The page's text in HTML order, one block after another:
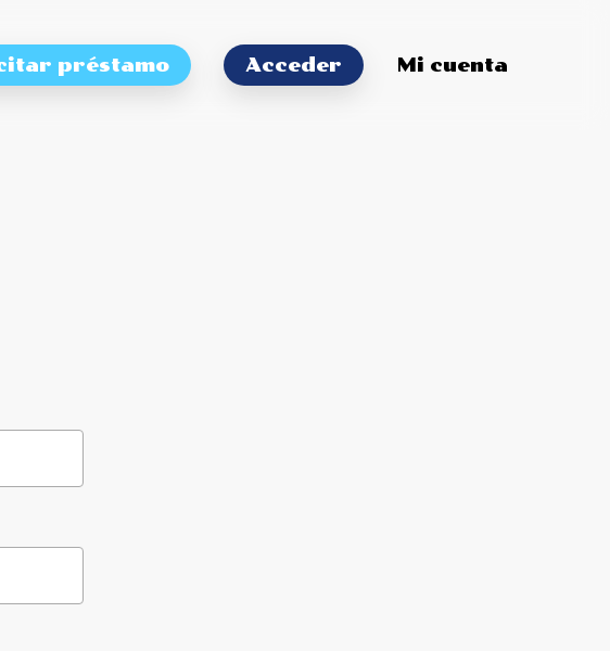
préstamo Acceder Mi cuenta